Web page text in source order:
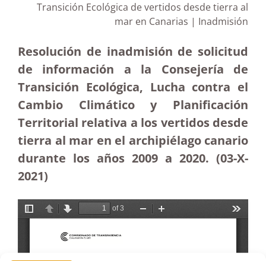
Transición Ecológica de vertidos desde tierra al
mar en Canarias | Inadmisión
Resolución de inadmisión de solicitud
de información a la Consejería de
Transición Ecológica, Lucha contra el
Cambio Climático y Planificación
Territorial relativa a los vertidos desde
tierra al mar en el archipiélago canario
durante los años 2009 a 2020. (03-X-
2021)